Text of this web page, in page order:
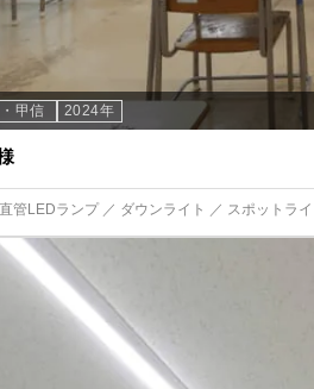
甲信 2024年
管LEDランプ ／ ダウンライト ／ スポットラ